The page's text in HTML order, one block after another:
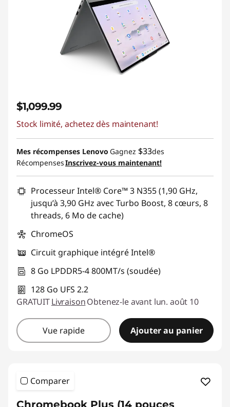
$1,099.99
Stock limité, achetez dès maintenant!
Mes récompenses Lenovo Gagnez $33des
RécompensesInscrivez-vous maintenant!
Processeur Intel® Core™ 3 N355 (1,90 GHz,
jusqu’à 3,90 GHz avec Turbo Boost, 8 cœurs, 8
threads, 6 Mo de cache)
ChromeOS
Circuit graphique intégré Intel®
8 Go LPDDR5-4 800MT/s (soudée)
128 Go UFS 2.2
GRATUITLivraisonObtenez-le avant lun. août 10
Vue rapide Ajouter au panier
Comparer
Chromebook Plus (14 pouces